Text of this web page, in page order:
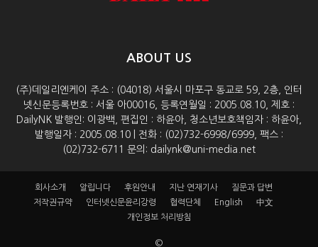
ABOUT US
(주)데일리엔케이 주소 : (04018) 서울시 마포구 동교로 59, 2층, 인터
넷신문등록번호 : 서울 아00016, 등록연월일 : 2005.08.10, 제호 :
DailyNK 발행인: 이광백, 편집인 : 하윤아, 청소년보호책임자 : 하윤아,
발행일자 : 2005.08.10 | 전화 : (02)732-6998/6999, 팩스 :
(02)732-6711 문의: dailynk@uni-media.net
회사소개 알립니다 후원안내 지난 연재기사
질문과 답변
저작권규약
인터넷신문윤리강령 협력단체 English
中文
개인정보 처리방침
©